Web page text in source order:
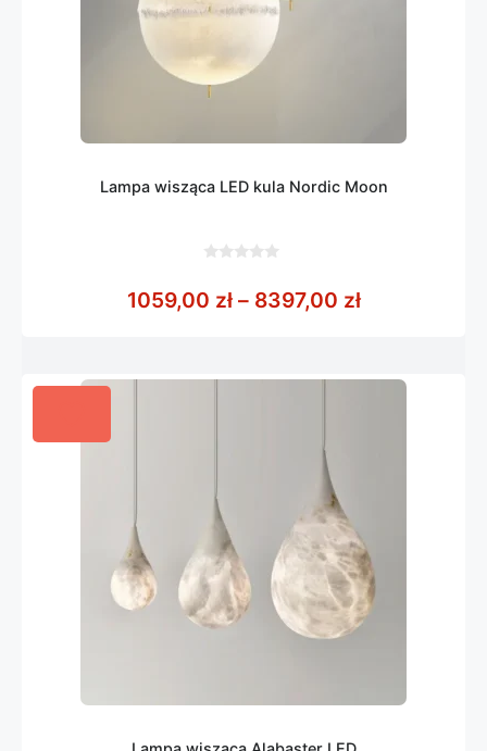
Lampa wisząca LED kula Nordic Moon
5
1059,00 zł – 8397,00 złZakres cen: